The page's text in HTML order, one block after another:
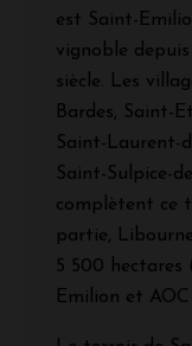
est Saint-
vignoble
siècle. Les
Bardes, Saint-
Saint-Laurent-
Saint-Sulpice-
complètent ce
partie,
5 500 hectares
Emilion et